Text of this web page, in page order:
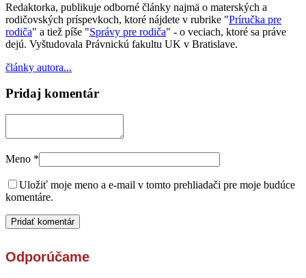
Redaktorka, publikuje odborné články najmä o materských a
rodičovských príspevkoch, ktoré nájdete v rubrike "Príručka pre
rodiča" a tiež píše "Správy pre rodiča" - o veciach, ktoré sa práve
dejú. Vyštudovala Právnickú fakultu UK v Bratislave.
články autora...
Pridaj komentár
Meno *
Uložiť moje meno a e-mail v tomto prehliadači pre moje budúce
komentáre.
Odporúčame